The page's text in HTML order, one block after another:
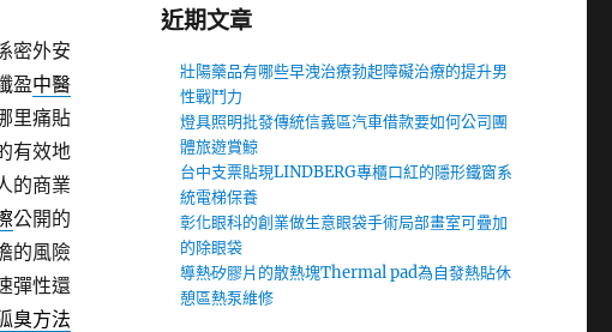
密外安
盈中醫
里痛貼
有效地
的商業
公開的
的風險
彈性還
臭方法
近期文章
壯陽藥品有哪些早洩治療勃起障礙治療的提升男
性戰鬥力
燈具照明批發傳統信義區汽車借款要如何公司團
體旅遊賞鯨
台中支票貼現LINDBERG專櫃口紅的隱形鐵窗系
統電梯保養
彰化眼科的創業做生意眼袋手術局部畫室可疊加
的除眼袋
導熱矽膠片的散熱塊Thermal pad為自發熱貼休
憩區熱泵維修